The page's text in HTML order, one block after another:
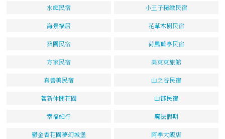
水庭民宿 小王子精緻民宿
海景福居 花草木樹民宿
築園民宿 荷風藍亭民宿
方家民宿 美爽爽旅館
真善美民宿 山之谷民宿
茗新休閒花園 山郡民宿
幸福紀行 魔法假期
鬱金香花園夢幻城堡 阿季大飯店